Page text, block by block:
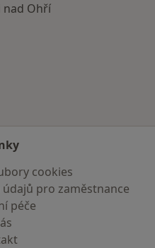
nad Ohří
cookies
pro zaměstnance
péče